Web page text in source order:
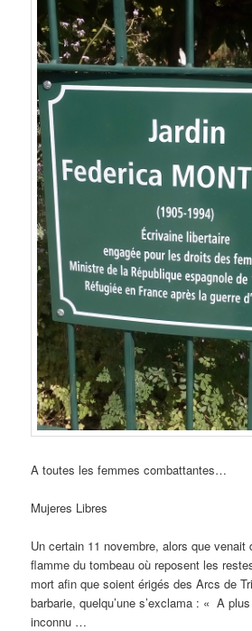
A toutes les femmes combattantes…
Mujeres Libres
Un certain 11 novembre, alors que venait
flamme du tombeau où reposent les
mort afin que soient érigés des Arcs de
barbarie, quelqu’une s’exclama : « A
inconnu …